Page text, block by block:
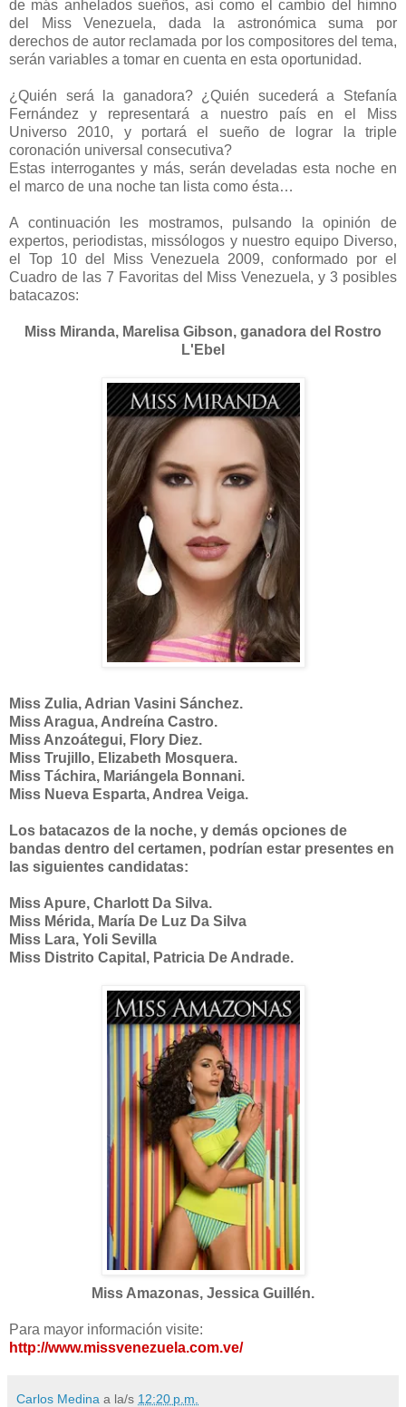
de más anhelados sueños, así como el cambio del himno
del Miss Venezuela, dada la astronómica suma por
derechos de autor reclamada por los compositores del tema,
serán variables a tomar en cuenta en esta oportunidad.
¿Quién será la ganadora? ¿Quién sucederá a Stefanía
Fernández y representará a nuestro país en el Miss
Universo 2010, y portará el sueño de lograr la triple
coronación universal consecutiva?
Estas interrogantes y más, serán develadas esta noche en
el marco de una noche tan lista como ésta…
A continuación les mostramos, pulsando la opinión de
expertos, periodistas, missólogos y nuestro equipo Diverso,
el Top 10 del Miss Venezuela 2009, conformado por el
Cuadro de las 7 Favoritas del Miss Venezuela, y 3 posibles
batacazos:
Miss Miranda, Marelisa Gibson, ganadora del Rostro
L'Ebel
Miss Zulia, Adrian Vasini Sánchez.
Miss Aragua, Andreína Castro.
Miss Anzoátegui, Flory Diez.
Miss Trujillo, Elizabeth Mosquera.
Miss Táchira, Mariángela Bonnani.
Miss Nueva Esparta, Andrea Veiga.
Los batacazos de la noche, y demás opciones de
bandas dentro del certamen, podrían estar presentes en
las siguientes candidatas:
Miss Apure, Charlott Da Silva.
Miss Mérida, María De Luz Da Silva
Miss Lara, Yoli Sevilla
Miss Distrito Capital, Patricia De Andrade.
Miss Amazonas, Jessica Guillén.
Para mayor información visite:
http://www.missvenezuela.com.ve/
Carlos Medina a la/s 12:20 p.m.